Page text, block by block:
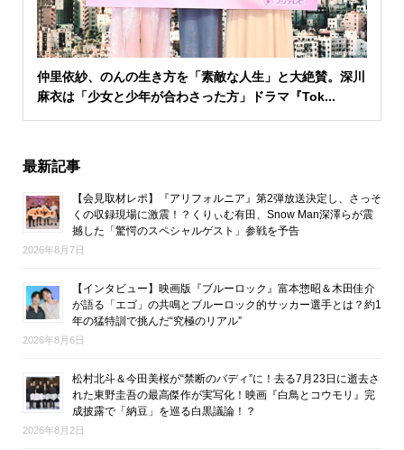
仲里依紗、のんの生き方を「素敵な人生」と大絶賛。深川
麻衣は「少女と少年が合わさった方」ドラマ『Tok...
最新記事
【会見取材レポ】『アリフォルニア』第2弾放送決定し、さっそ
くの収録現場に激震！？くりぃむ有田、Snow Man深澤らが震
撼した「驚愕のスペシャルゲスト」参戦を予告
2026年8月7日
【インタビュー】映画版『ブルーロック』富本惣昭＆木田佳介
が語る「エゴ」の共鳴とブルーロック的サッカー選手とは？約1
年の猛特訓で挑んだ“究極のリアル”
2026年8月6日
松村北斗＆今田美桜が“禁断のバディ”に！去る7月23日に逝去さ
れた東野圭吾の最高傑作が実写化！映画『白鳥とコウモリ』完
成披露で「納豆」を巡る白黒議論！？
2026年8月2日